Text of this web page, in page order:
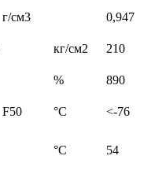
г/см3
0,947
кг/см2
210
%
890
F50 °С
<-76
°С 54